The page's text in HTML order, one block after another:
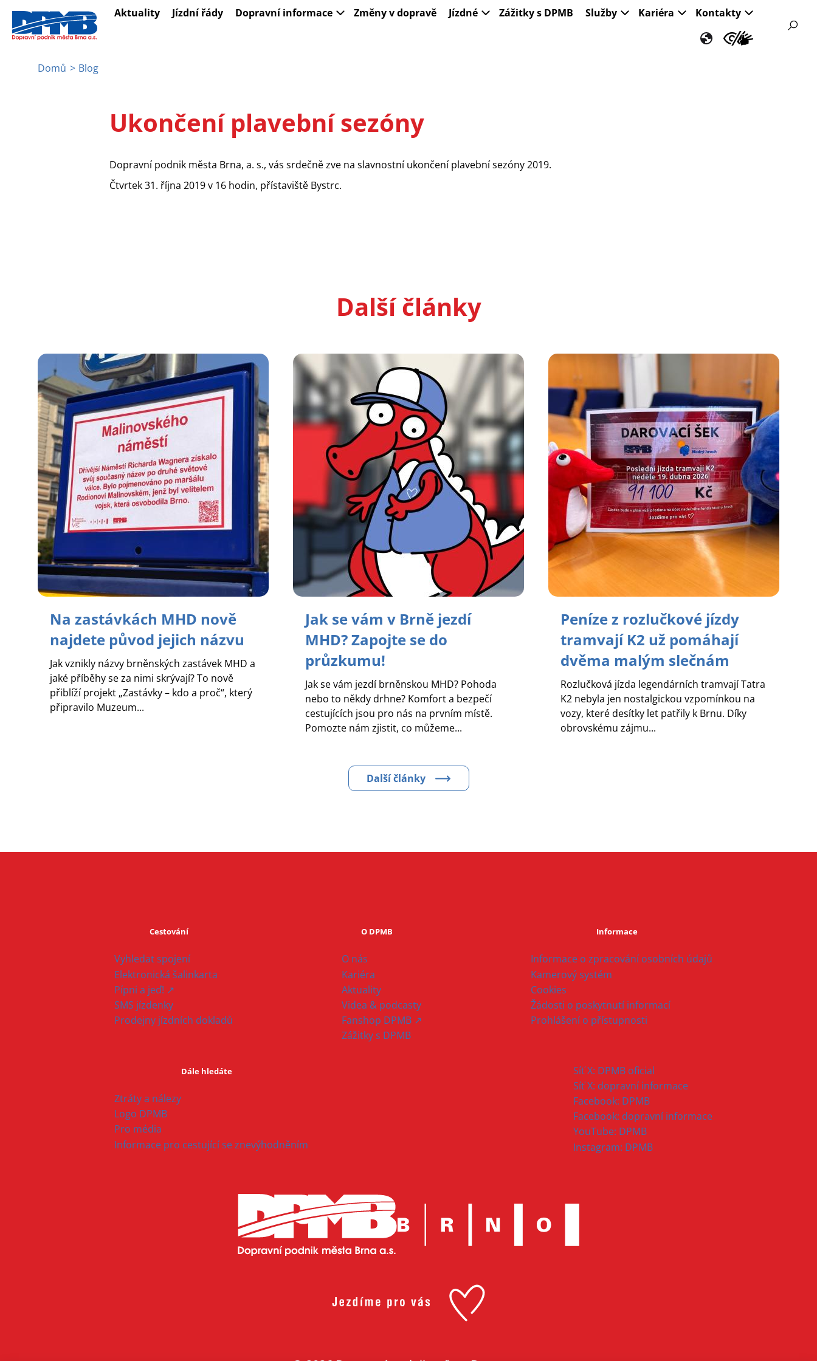
hlavnímu
Aktuality Jízdní řády Dopravní informace Změny v dopravě Jízdné Zážitky s DPMB Služby Kariéra Kontakty
navigace
Domů Blog
Ukončení plavební sezóny
Dopravní podnik města Brna, a. s., vás srdečně zve na slavnostní ukončení plavební sezóny 2019.
Čtvrtek 31. října 2019 v 16 hodin, přístaviště Bystrc.
Další články
Na zastávkách MHD nově
najdete původ jejich názvu
Jak vznikly názvy brněnských zastávek MHD a
jaké příběhy se za nimi skrývají? To nově
přiblíží projekt „Zastávky – kdo a proč“, který
připravilo Muzeum...
Jak se vám v Brně jezdí
MHD? Zapojte se do
průzkumu!
Jak se vám jezdí brněnskou MHD? Pohoda
nebo to někdy drhne? Komfort a bezpečí
cestujících jsou pro nás na prvním místě.
Pomozte nám zjistit, co můžeme...
Peníze z rozlučkové jízdy
tramvají K2 už pomáhají
dvěma malým slečnám
Rozlučková jízda legendárních tramvají Tatra
K2 nebyla jen nostalgickou vzpomínkou na
vozy, které desítky let patřily k Brnu. Díky
obrovskému zájmu...
Další články
Cestování
Vyhledat spojení
Elektronická šalinkarta
Pípni a jeď! ↗
SMS jízdenky
Prodejny jízdních dokladů
O DPMB
O nás
Kariéra
Aktuality
Videa & podcasty
Fanshop DPMB ↗
Zážitky s DPMB
Informace
Informace o zpracování osobních údajů
Kamerový systém
Cookies
Žádosti o poskytnutí informací
Prohlášení o přístupnosti
Dále hledáte
Ztráty a nálezy
Logo DPMB
Pro média
Informace pro cestující se znevýhodněním
Síť X: DPMB oficial
Síť X: dopravní informace
Facebook: DPMB
Facebook: dopravní informace
YouTube: DPMB
Instagram: DPMB